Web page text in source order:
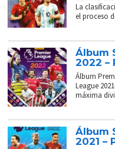
La
el proceso
Álbum
2022 –
Álbum
League
máxima
Álbum
2021 –